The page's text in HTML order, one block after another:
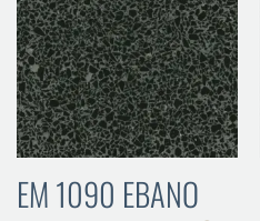
EM 1090 EBANO